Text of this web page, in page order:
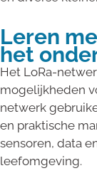
Leren
het
Het LoRa-
mogelijkheden
netwerk
en praktische
sensoren, data
leefomgeving.